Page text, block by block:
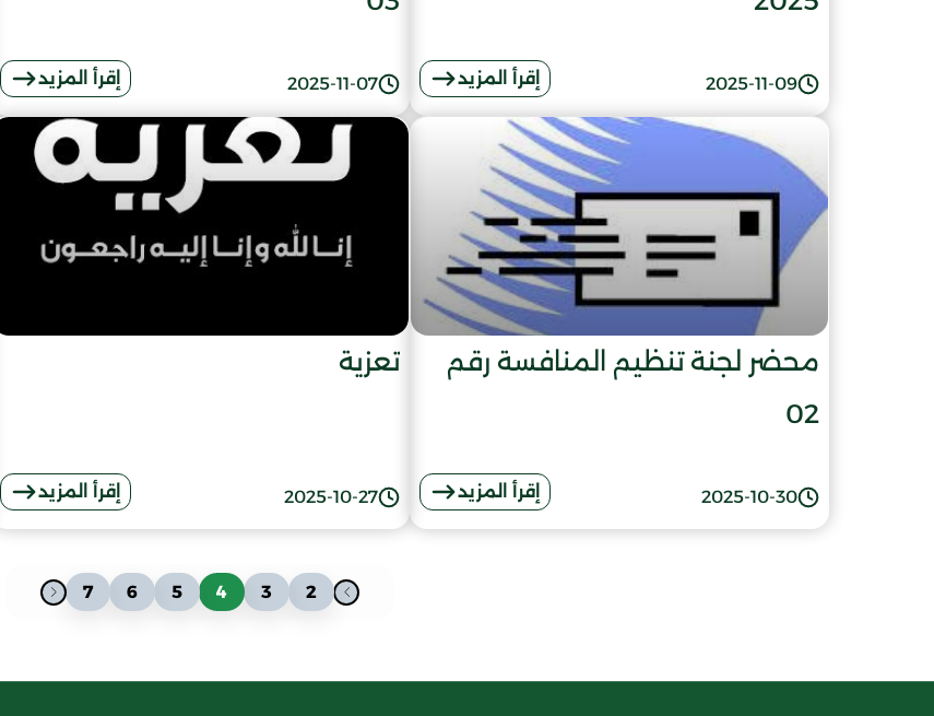
2025-11-09 إقرأ المزيد 2025-11-07 إقرأ المزيد
محضر لجنة تنظيم المنافسة رقم
02
2025-10-30 إقرأ المزيد
تعزية
2025-10-27 إقرأ المزيد
2
3
4
5
6
7